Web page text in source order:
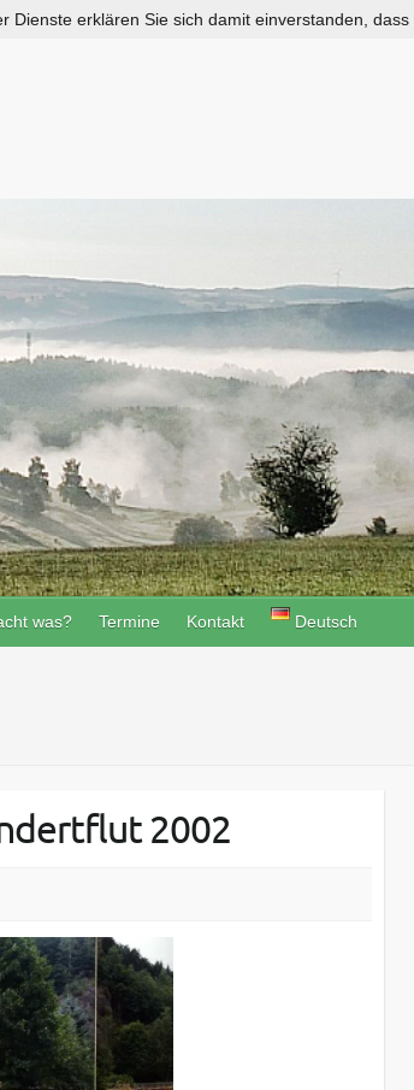
was? Termine Kontakt Deutsch
2002
erklären Sie sich damit einverstanden, dass